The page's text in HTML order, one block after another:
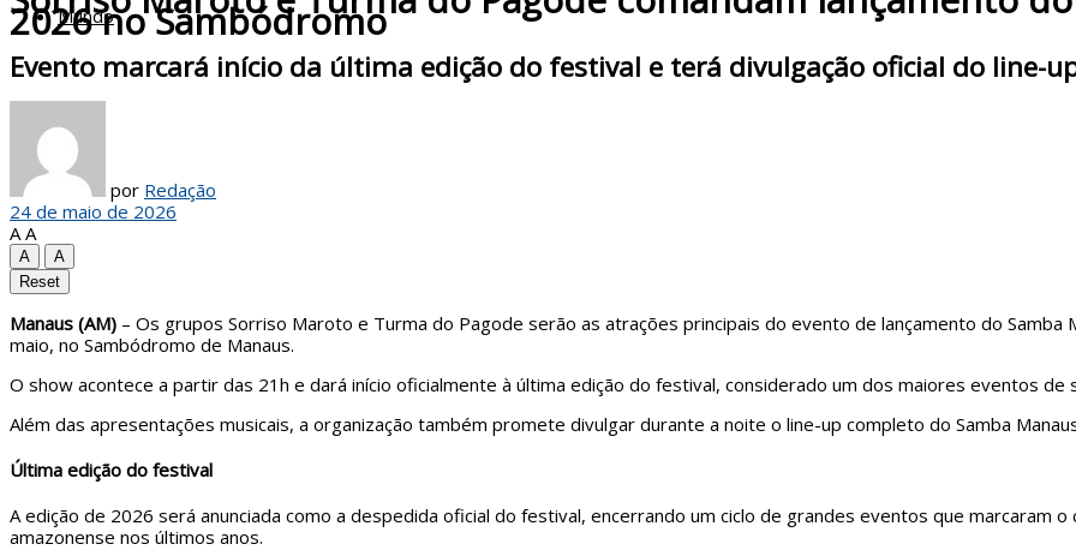
Mundo
2026 no Sambódromo
Evento marcará início da última edição do festival e terá divulgação oficial do line-
por Redação
24 de maio de 2026
A A
A
A
Reset
Manaus (AM) – Os grupos Sorriso Maroto e Turma do Pagode serão as atrações principais do evento de lançamento do Samba
maio, no Sambódromo de Manaus.
O show acontece a partir das 21h e dará início oficialmente à última edição do festival, considerado um dos maiores eventos
Além das apresentações musicais, a organização também promete divulgar durante a noite o line-up completo do Samba
Última edição do festival
A edição de 2026 será anunciada como a despedida oficial do festival, encerrando um ciclo de grandes eventos que marcaram o
amazonense nos últimos anos.